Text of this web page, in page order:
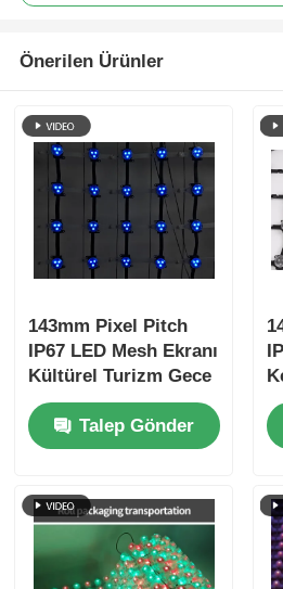
Önerilen Ürünler
143mm Pixel Pitch
IP67 LED Mesh Ekranı
Kültürel Turizm Gece
Görünümü Projeleri
için Çapraz Çapraz
Çapraz Çapraz
Çapraz Çapraz
Çapraz Çapraz
Çapraz Çapraz
Çapraz Çapraz
Talep Gönder